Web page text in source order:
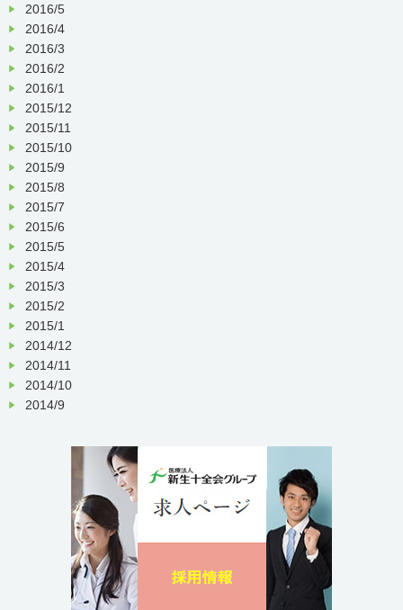
2016/5
2016/4
2016/3
2016/2
2016/1
2015/12
2015/11
2015/10
2015/9
2015/8
2015/7
2015/6
2015/5
2015/4
2015/3
2015/2
2015/1
2014/12
2014/11
2014/10
2014/9